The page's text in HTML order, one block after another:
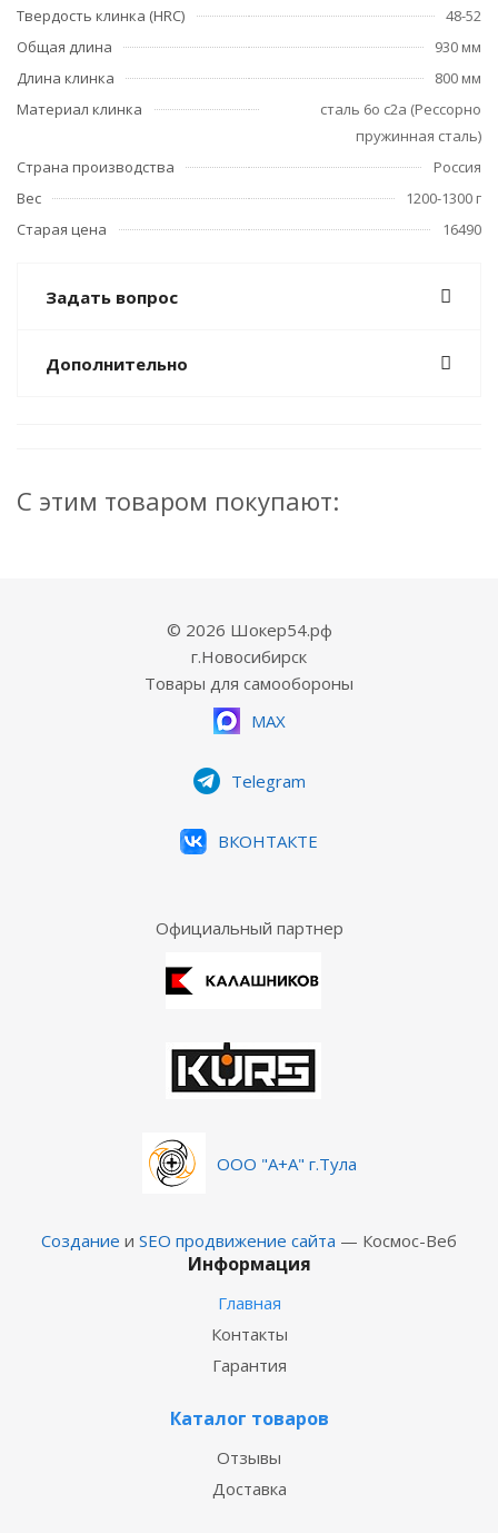
Твердость клинка (HRC)
48-52
Общая длина
930 мм
Длина клинка
800 мм
Материал клинка
сталь 6о с2а (Рессорно
пружинная сталь)
Страна производства
Россия
Вес
1200-1300 г
Старая цена
16490
Задать вопрос
Дополнительно
С этим товаром покупают:
© 2026 Шокер54.рф
г.Новосибирск
Товары для самообороны
MAX
Telegram
ВКОНТАКТЕ
Официальный партнер
ООО "А+А" г.Тула
Создание и SEO продвижение сайта — Космос-Веб
Информация
Главная
Контакты
Гарантия
Каталог товаров
Отзывы
Доставка